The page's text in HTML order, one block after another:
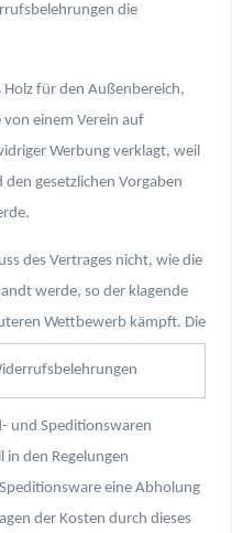
die
für den Außenbereich,
einem Verein auf
Werbung verklagt, weil
gesetzlichen Vorgaben
des Vertrages nicht, wie die
werde, so der klagende
Wettbewerb kämpft. Die
und Speditionswaren
in den Regelungen
eine Abholung
der Kosten durch dieses